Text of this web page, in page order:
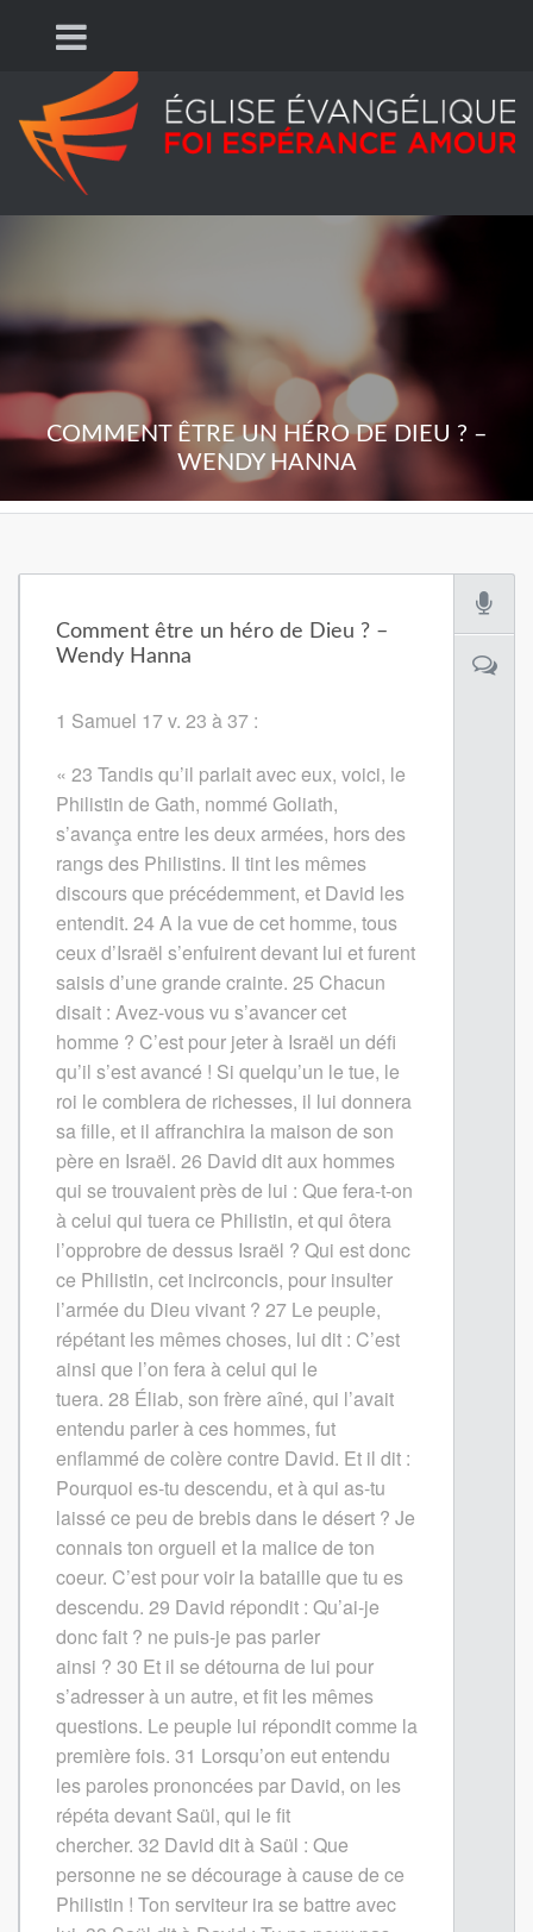
COMMENT ÊTRE UN HÉRO DE DIEU ? –
WENDY HANNA
Comment être un héro de Dieu ? –
Wendy Hanna
1 Samuel 17 v. 23 à 37 :
« 23 Tandis qu’il parlait avec eux, voici, le
Philistin de Gath, nommé Goliath,
s’avança entre les deux armées, hors des
rangs des Philistins. Il tint les mêmes
discours que précédemment, et David les
entendit. 24A la vue de cet homme, tous
ceux d’Israël s’enfuirent devant lui et furent
saisis d’une grande crainte. 25 Chacun
disait : Avez-vous vu s’avancer cet
homme ? C’est pour jeter à Israël un défi
qu’il s’est avancé ! Si quelqu’un le tue, le
roi le comblera de richesses, il lui donnera
sa fille, et il affranchira la maison de son
père en Israël. 26 David dit aux hommes
qui se trouvaient près de lui : Que fera-t-on
à celui qui tuera ce Philistin, et qui ôtera
l’opprobre de dessus Israël ? Qui est donc
ce Philistin, cet incirconcis, pour insulter
l’armée du Dieu vivant ? 27 Le peuple,
répétant les mêmes choses, lui dit : C’est
ainsi que l’on fera à celui qui le
tuera. 28 Éliab, son frère aîné, qui l’avait
entendu parler à ces hommes, fut
enflammé de colère contre David. Et il dit :
Pourquoi es-tu descendu, et à qui as-tu
laissé ce peu de brebis dans le désert ? Je
connais ton orgueil et la malice de ton
coeur. C’est pour voir la bataille que tu es
descendu. 29 David répondit : Qu’ai-je
donc fait ? ne puis-je pas parler
ainsi ? 30 Et il se détourna de lui pour
s’adresser à un autre, et fit les mêmes
questions. Le peuple lui répondit comme la
première fois. 31 Lorsqu’on eut entendu
les paroles prononcées par David, on les
répéta devant Saül, qui le fit
chercher. 32 David dit à Saül : Que
personne ne se décourage à cause de ce
Philistin ! Ton serviteur ira se battre avec